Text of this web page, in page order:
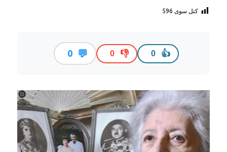
کتل سوی 596
👍
0
👎
0
💬
0